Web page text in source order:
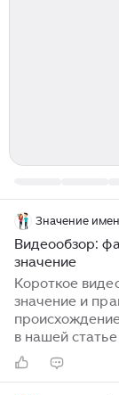
Значение
Видеообзор:
значение
Короткое
значение и
в нашей
все знают,